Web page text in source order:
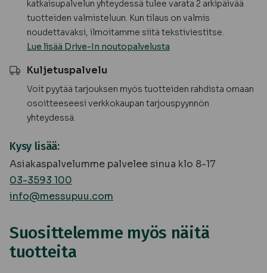
katkaisupalvelun yhteydessä tulee varata 2 arkipäivää
tuotteiden valmisteluun. Kun tilaus on valmis
noudettavaksi, ilmoitamme siitä tekstiviestitse.
Lue lisää Drive-In noutopalvelusta
Kuljetuspalvelu
Voit pyytää tarjouksen myös tuotteiden rahdista omaan
osoitteeseesi verkkokaupan tarjouspyynnön
yhteydessä.
Kysy lisää:
Asiakaspalvelumme palvelee sinua klo 8-17
03-3593 100
info@messupuu.com
Suosittelemme myös näitä
tuotteita